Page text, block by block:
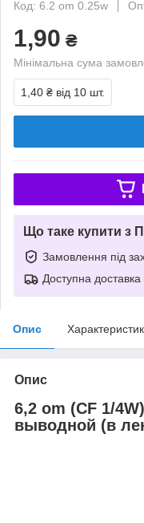
Код: 6.2 om 0.25w
1,90 ₴
Мінімальна сума
1,40 ₴ від 10 шт.
Що таке купити з
Замовлення під
Доступна доставка
Опис
Опис
6,2 om (CF 1/
выводной (в